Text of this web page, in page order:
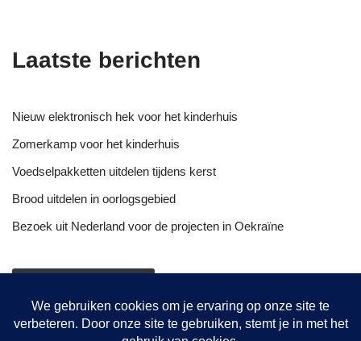
Laatste berichten
Nieuw elektronisch hek voor het kinderhuis
Zomerkamp voor het kinderhuis
Voedselpakketten uitdelen tijdens kerst
Brood uitdelen in oorlogsgebied
Bezoek uit Nederland voor de projecten in Oekraïne